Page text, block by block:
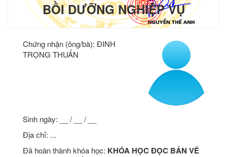
BỒI DƯỠNG NGHIỆP VỤ
Chứng nhận (ông/bà): ĐINH
TRỌNG THUẤN
Sinh ngày: __ / __ / __
Địa chỉ: ...
Đã hoàn thành khóa học: KHÓA HỌC ĐỌC BẢN VẼ